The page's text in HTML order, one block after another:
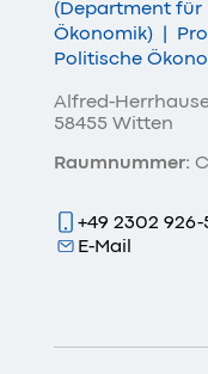
(Department für
Ökonomik) |
Politische
+49 2302 926-
E-Mail
Alfred-
58455 Witten
Raumnummer: